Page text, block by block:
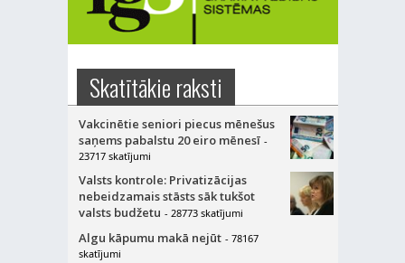
Skatītākie raksti
Vakcinētie seniori piecus mēnešus
saņems pabalstu 20 eiro mēnesī -
23717 skatījumi
Valsts kontrole: Privatizācijas
nebeidzamais stāsts sāk tukšot
valsts budžetu - 28773 skatījumi
Algu kāpumu makā nejūt - 78167
skatījumi